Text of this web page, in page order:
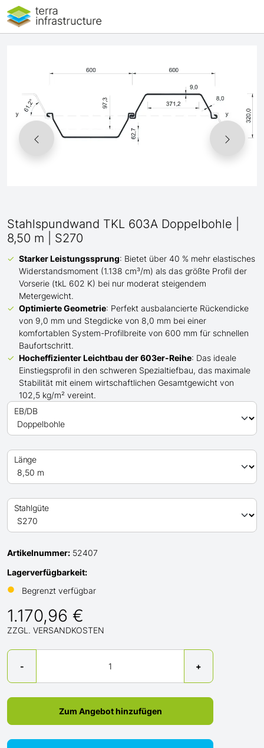
Stahlspundwand TKL 603A Doppelbohle |
8,50 m | S270
Starker Leistungssprung: Bietet über 40 % mehr elastisches
Widerstandsmoment (1.138 cm³/m) als das größte Profil der
Vorserie (tkL 602 K) bei nur moderat steigendem
Metergewicht.
Optimierte Geometrie: Perfekt ausbalancierte Rückendicke
von 9,0 mm und Stegdicke von 8,0 mm bei einer
komfortablen System-Profilbreite von 600 mm für schnellen
Baufortschritt.
Hocheffizienter Leichtbau der 603er-Reihe: Das ideale
Einstiegsprofil in den schweren Spezialtiefbau, das maximale
Stabilität mit einem wirtschaftlichen Gesamtgewicht von
102,5 kg/m² vereint.
EB/DB
Länge
Stahlgüte
Artikelnummer: 52407
Lagerverfügbarkeit:
●
Begrenzt verfügbar
1.170,96 €
ZZGL. VERSANDKOSTEN
-
Menge
+
Zum Angebot hinzufügen